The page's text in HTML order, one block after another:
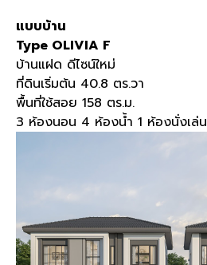
แบบบ้าน
Type OLIVIA F
บ้านแฝด ดีไซน์ใหม่
ที่ดินเริ่มต้น 40.8 ตร.วา
พื้นที่ใช้สอย 158 ตร.ม.
3 ห้องนอน 4 ห้องน้ำ 1 ห้องนั่งเล่น